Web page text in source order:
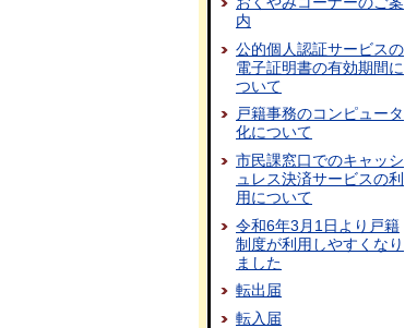
内
公的個人認証サービスの
電子証明書の有効期間に
ついて
戸籍事務のコンピュータ
化について
市民課窓口でのキャッシ
ュレス決済サービスの利
用について
令和6年3月1日より戸籍
制度が利用しやすくなり
ました
転出届
転入届